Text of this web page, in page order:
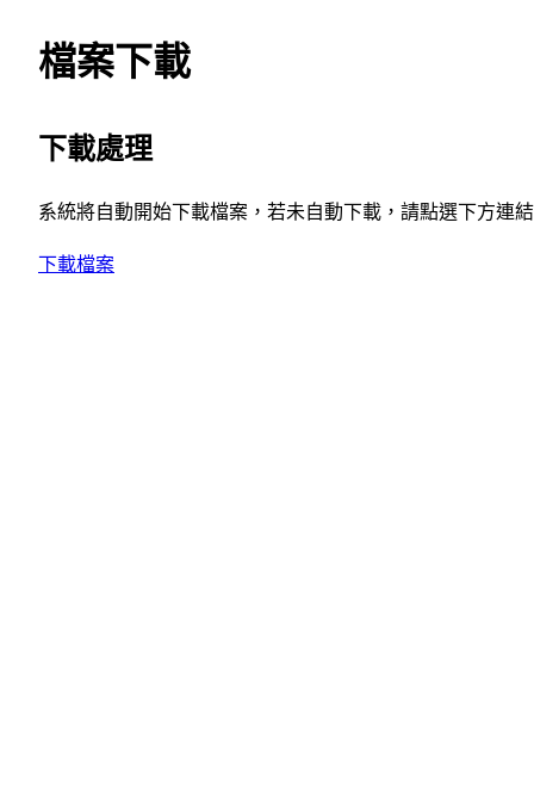
檔案下載
下載處理
系統將自動開始下載檔案，若未自動下載，請點選下方連
下載檔案